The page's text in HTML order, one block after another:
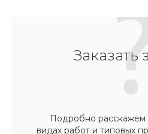
Заказать
Подробно расскажем
видах работ и типовых